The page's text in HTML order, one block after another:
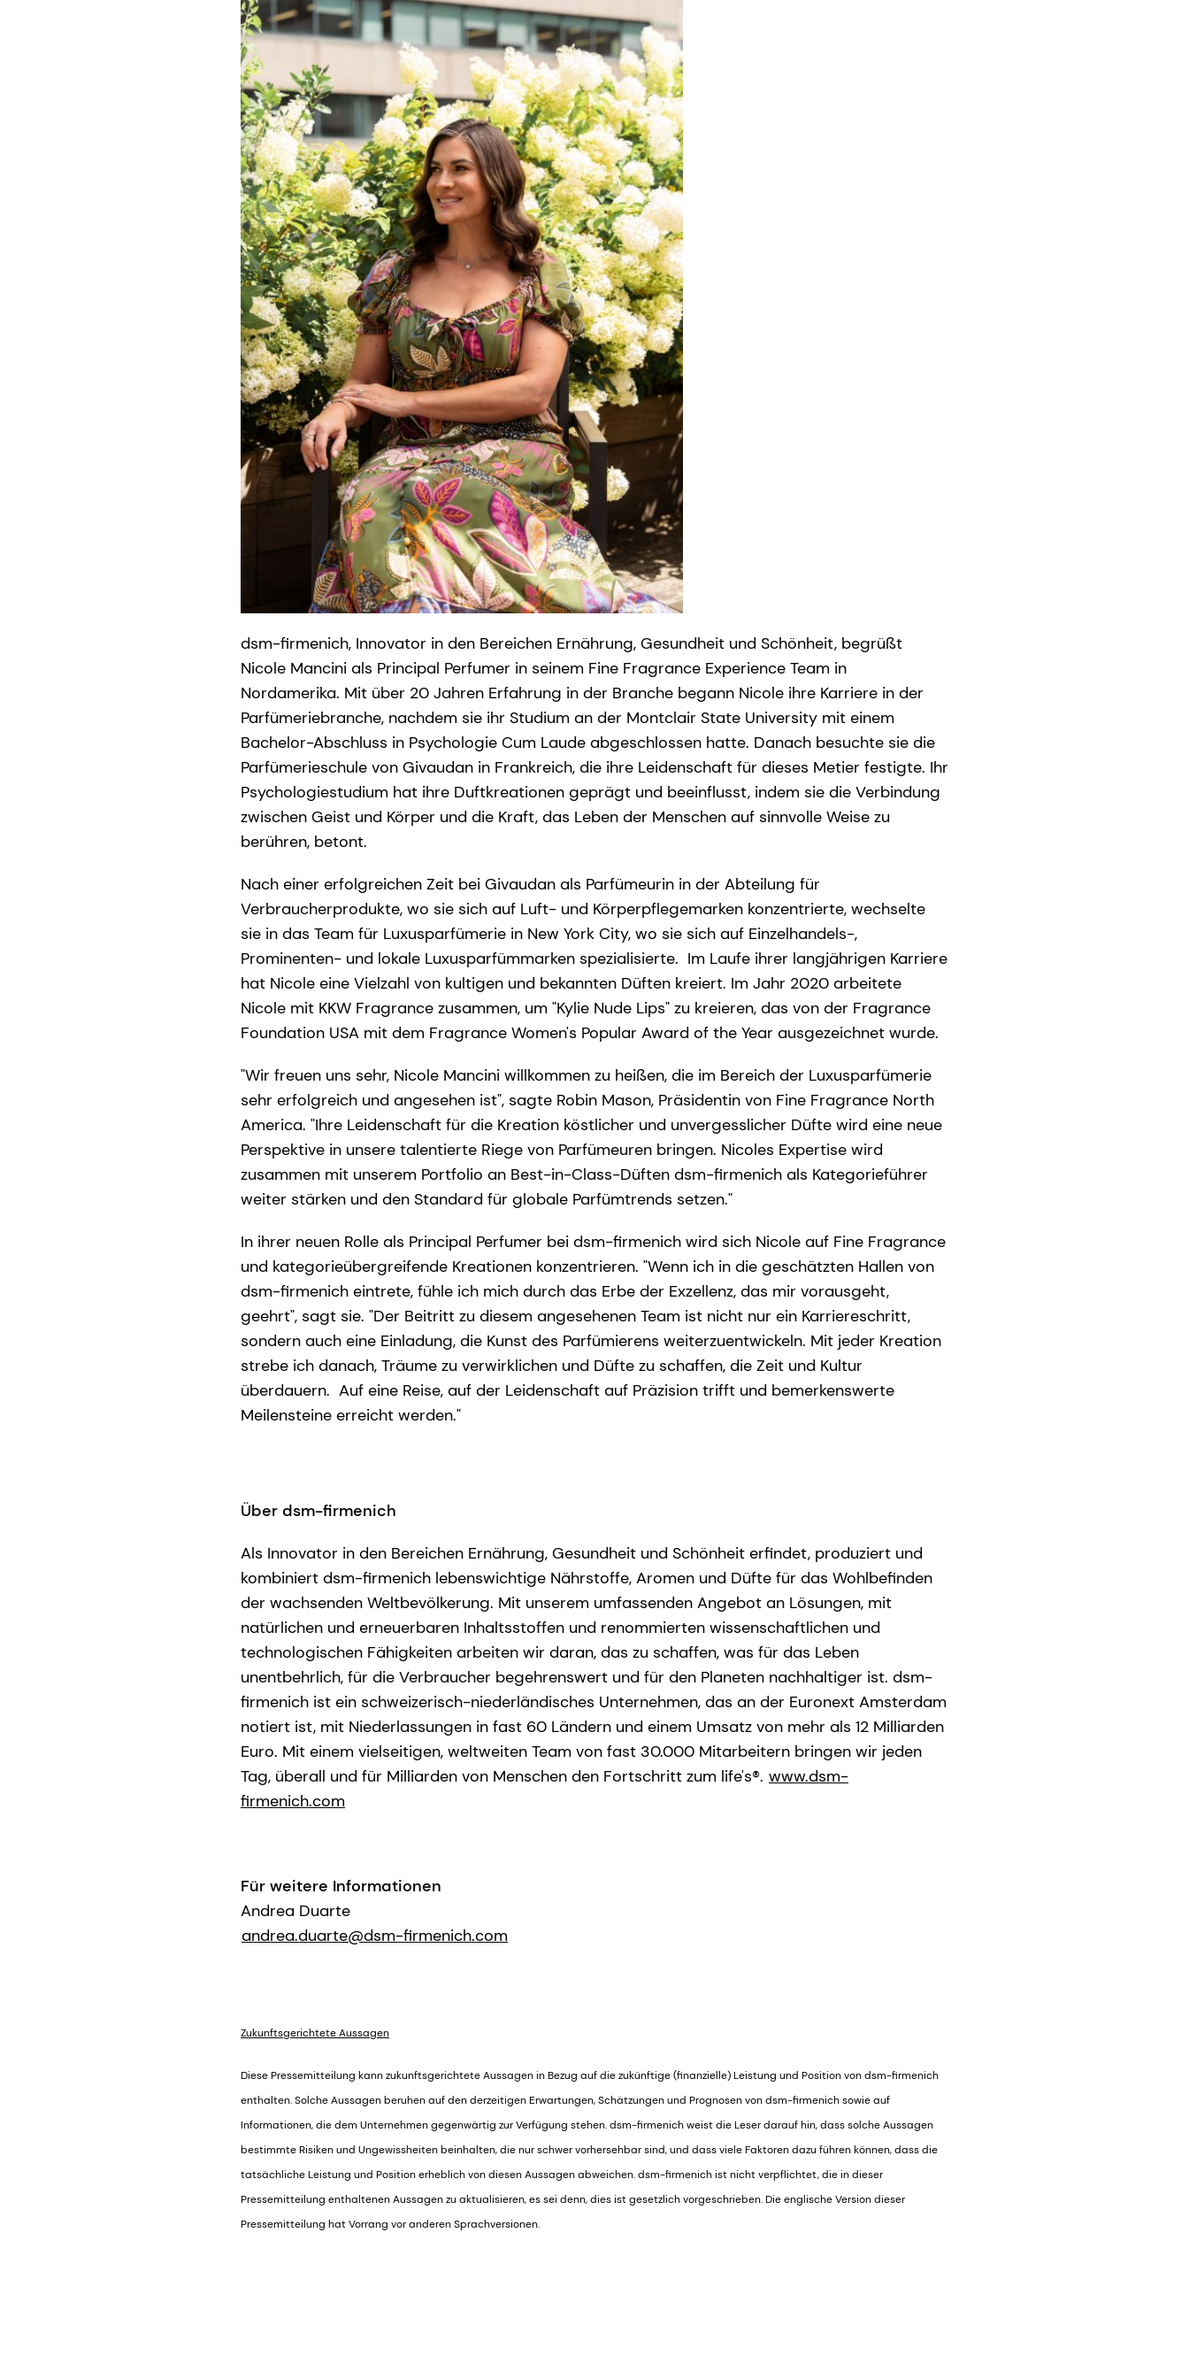
dsm-firmenich, Innovator in den Bereichen Ernährung, Gesundheit und Schönheit, begrüßt
Nicole Mancini als Principal Perfumer in seinem Fine Fragrance Experience Team in
Nordamerika. Mit über 20 Jahren Erfahrung in der Branche begann Nicole ihre Karriere in der
Parfümeriebranche, nachdem sie ihr Studium an der Montclair State University mit einem
Bachelor-Abschluss in Psychologie Cum Laude abgeschlossen hatte. Danach besuchte sie die
Parfümerieschule von Givaudan in Frankreich, die ihre Leidenschaft für dieses Metier festigte. Ihr
Psychologiestudium hat ihre Duftkreationen geprägt und beeinflusst, indem sie die Verbindung
zwischen Geist und Körper und die Kraft, das Leben der Menschen auf sinnvolle Weise zu
berühren, betont.
Nach einer erfolgreichen Zeit bei Givaudan als Parfümeurin in der Abteilung für
Verbraucherprodukte, wo sie sich auf Luft- und Körperpflegemarken konzentrierte, wechselte
sie in das Team für Luxusparfümerie in New York City, wo sie sich auf Einzelhandels-,
Prominenten- und lokale Luxusparfümmarken spezialisierte. Im Laufe ihrer langjährigen Karriere
hat Nicole eine Vielzahl von kultigen und bekannten Düften kreiert. Im Jahr 2020 arbeitete
Nicole mit KKW Fragrance zusammen, um "Kylie Nude Lips" zu kreieren, das von der Fragrance
Foundation USA mit dem Fragrance Women's Popular Award of the Year ausgezeichnet wurde.
"Wir freuen uns sehr, Nicole Mancini willkommen zu heißen, die im Bereich der Luxusparfümerie
sehr erfolgreich und angesehen ist", sagte Robin Mason, Präsidentin von Fine Fragrance North
America. "Ihre Leidenschaft für die Kreation köstlicher und unvergesslicher Düfte wird eine neue
Perspektive in unsere talentierte Riege von Parfümeuren bringen. Nicoles Expertise wird
zusammen mit unserem Portfolio an Best-in-Class-Düften dsm-firmenich als Kategorieführer
weiter stärken und den Standard für globale Parfümtrends setzen."
In ihrer neuen Rolle als Principal Perfumer bei dsm-firmenich wird sich Nicole auf Fine Fragrance
und kategorieübergreifende Kreationen konzentrieren. "Wenn ich in die geschätzten Hallen von
dsm-firmenich eintrete, fühle ich mich durch das Erbe der Exzellenz, das mir vorausgeht,
geehrt", sagt sie. "Der Beitritt zu diesem angesehenen Team ist nicht nur ein Karriereschritt,
sondern auch eine Einladung, die Kunst des Parfümierens weiterzuentwickeln. Mit jeder Kreation
strebe ich danach, Träume zu verwirklichen und Düfte zu schaffen, die Zeit und Kultur
überdauern. Auf eine Reise, auf der Leidenschaft auf Präzision trifft und bemerkenswerte
Meilensteine erreicht werden."
Über dsm-firmenich
Als Innovator in den Bereichen Ernährung, Gesundheit und Schönheit erfindet, produziert und
kombiniert dsm-firmenich lebenswichtige Nährstoffe, Aromen und Düfte für das Wohlbefinden
der wachsenden Weltbevölkerung. Mit unserem umfassenden Angebot an Lösungen, mit
natürlichen und erneuerbaren Inhaltsstoffen und renommierten wissenschaftlichen und
technologischen Fähigkeiten arbeiten wir daran, das zu schaffen, was für das Leben
unentbehrlich, für die Verbraucher begehrenswert und für den Planeten nachhaltiger ist. dsm-
firmenich ist ein schweizerisch-niederländisches Unternehmen, das an der Euronext Amsterdam
notiert ist, mit Niederlassungen in fast 60 Ländern und einem Umsatz von mehr als 12 Milliarden
Euro. Mit einem vielseitigen, weltweiten Team von fast 30.000 Mitarbeitern bringen wir jeden
Tag, überall und für Milliarden von Menschen den Fortschritt zum life's®. www.dsm-
firmenich.com
Für weitere Informationen
Andrea Duarte
andrea.duarte@dsm-firmenich.com
Zukunftsgerichtete Aussagen
Diese Pressemitteilung kann zukunftsgerichtete Aussagen in Bezug auf die zukünftige (finanzielle) Leistung und Position von dsm-firmenich
enthalten. Solche Aussagen beruhen auf den derzeitigen Erwartungen, Schätzungen und Prognosen von dsm-firmenich sowie auf
Informationen, die dem Unternehmen gegenwärtig zur Verfügung stehen. dsm-firmenich weist die Leser darauf hin, dass solche Aussagen
bestimmte Risiken und Ungewissheiten beinhalten, die nur schwer vorhersehbar sind, und dass viele Faktoren dazu führen können, dass die
tatsächliche Leistung und Position erheblich von diesen Aussagen abweichen. dsm-firmenich ist nicht verpflichtet, die in dieser
Pressemitteilung enthaltenen Aussagen zu aktualisieren, es sei denn, dies ist gesetzlich vorgeschrieben. Die englische Version dieser
Pressemitteilung hat Vorrang vor anderen Sprachversionen.